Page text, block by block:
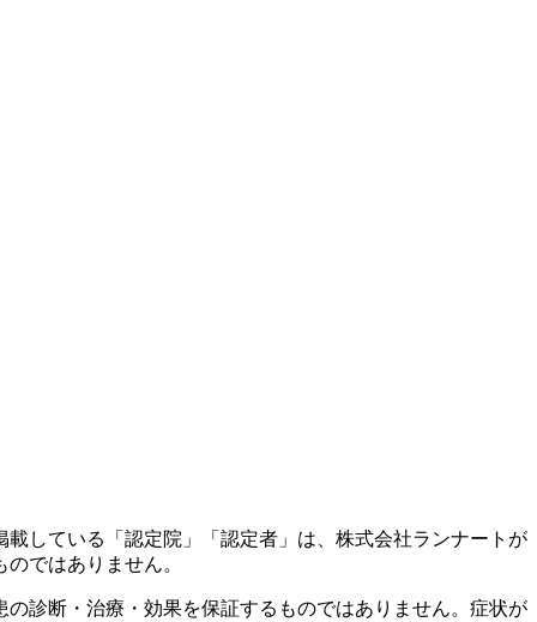
している「認定院」「認定者」は、株式会社ランナートが
ではありません。
診断・治療・効果を保証するものではありません。症状が